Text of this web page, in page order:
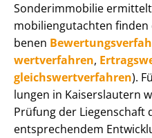
Sonderimmobilie
mo­bi­li­en­gut­ach­ten
be­nen
wert­ver­fah­ren,
gleichs­wert­ver­fah­ren).
lun­gen in Kaiserslautern
Prüfung der
entsprechendem